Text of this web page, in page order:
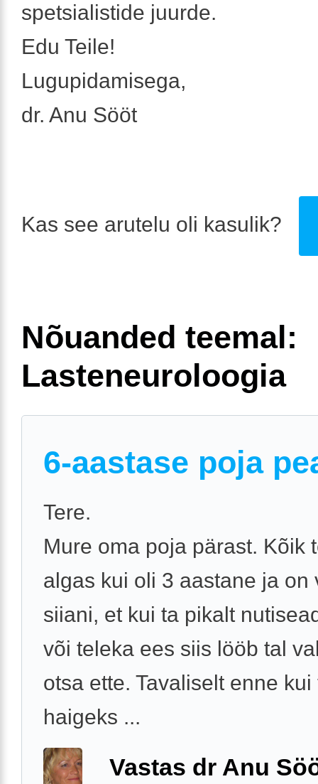
spetsialistide juurde.
Edu Teile!
Lugupidamisega,
dr. Anu Sööt
Kas see arutelu oli kasulik?
Nõuanded teemal:
Lasteneuroloogia
6-aastase poja
Tere.
Mure oma poja pärast. Kõik
algas kui oli 3 aastane ja on
siiani, et kui ta pikalt
või teleka ees siis lööb tal
otsa ette. Tavaliselt enne kui
haigeks ...
Vastas dr Anu